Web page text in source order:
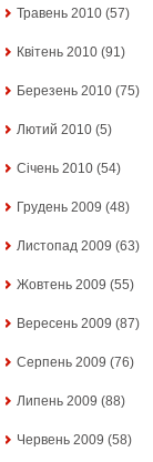
Травень 2010 (57)
Квітень 2010 (91)
Березень 2010 (75)
Лютий 2010 (5)
Січень 2010 (54)
Грудень 2009 (48)
Листопад 2009 (63)
Жовтень 2009 (55)
Вересень 2009 (87)
Серпень 2009 (76)
Липень 2009 (88)
Червень 2009 (58)